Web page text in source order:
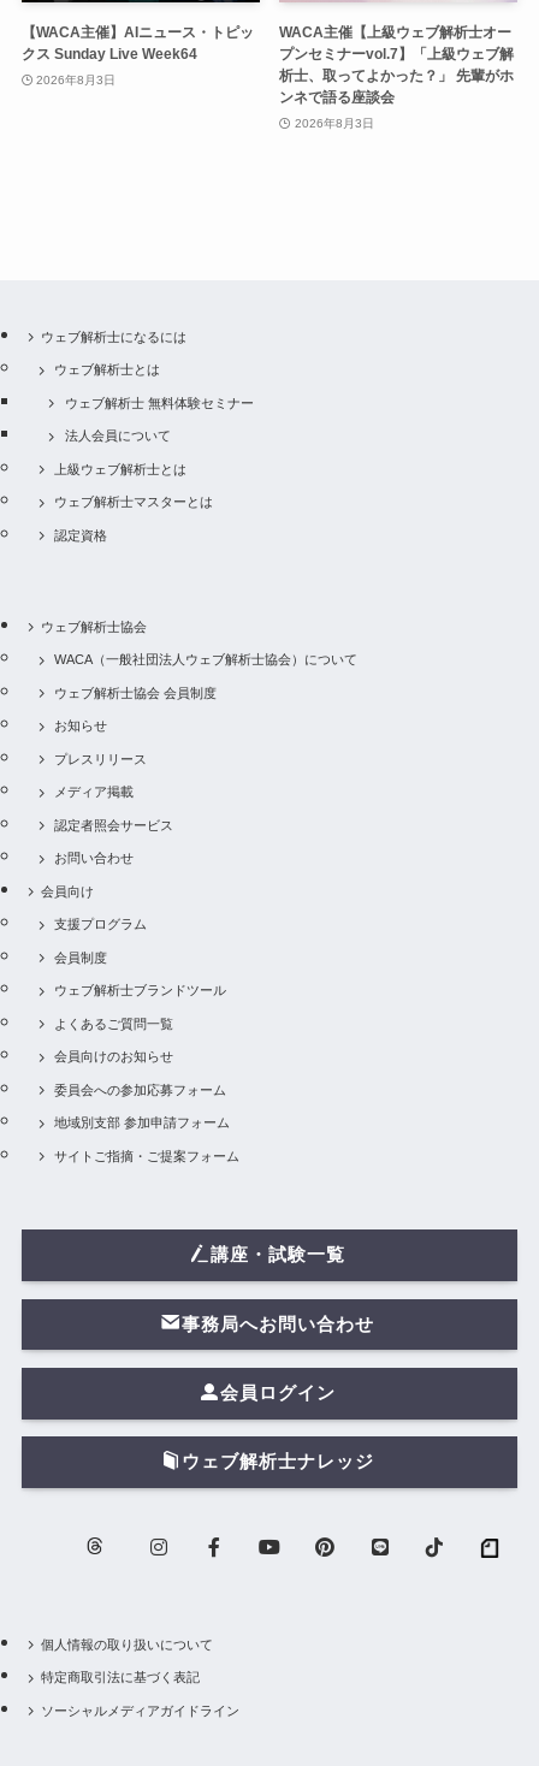
【WACA主催】AIニュース・トピッ
クス Sunday Live Week64
2026年8月3日
WACA主催【上級ウェブ解析士オー
プンセミナーvol.7】「上級ウェブ解
析士、取ってよかった？」 先輩がホ
ンネで語る座談会
2026年8月3日
ウェブ解析士になるには
ウェブ解析士とは
ウェブ解析士 無料体験セミナー
法人会員について
上級ウェブ解析士とは
ウェブ解析士マスターとは
認定資格
ウェブ解析士協会
WACA（一般社団法人ウェブ解析士協会）について
ウェブ解析士協会 会員制度
お知らせ
プレスリリース
メディア掲載
認定者照会サービス
お問い合わせ
会員向け
支援プログラム
会員制度
ウェブ解析士ブランドツール
よくあるご質問一覧
会員向けのお知らせ
委員会への参加応募フォーム
地域別支部 参加申請フォーム
サイトご指摘・ご提案フォーム
講座・試験一覧
事務局へお問い合わせ
会員ログイン
ウェブ解析士ナレッジ
個人情報の取り扱いについて
特定商取引法に基づく表記
ソーシャルメディアガイドライン